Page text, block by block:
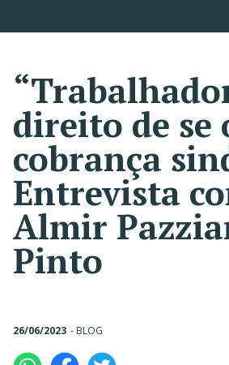
direito de se
cobrança
Entrevista
Almir
Pinto
26/06/2023 - BLOG